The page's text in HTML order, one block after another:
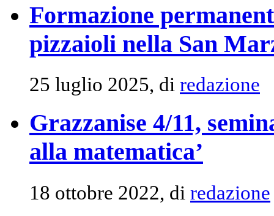
Formazione
pizzaioli nella San
25 luglio 2025, di redazione
Grazzanise 4/11,
alla matematica’
18 ottobre 2022, di redazione